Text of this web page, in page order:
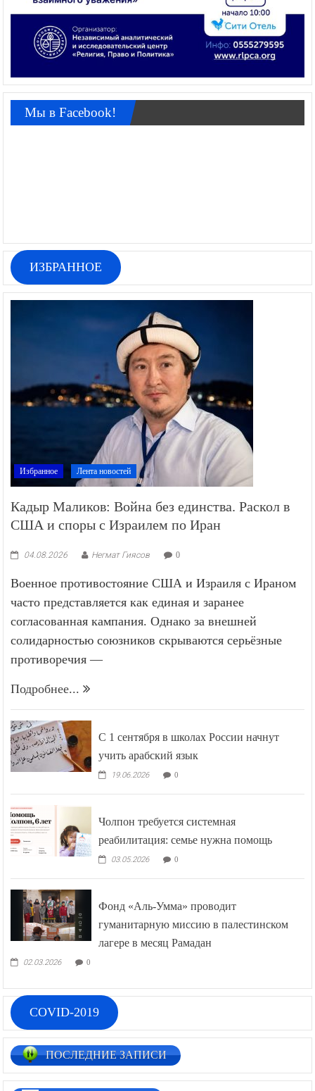
Мы в Facebook!
ИЗБРАННОЕ
Избранное Лента новостей
Кадыр Маликов: Война без единства. Раскол в
США и споры с Израилем по Иран
04.08.2026 Негмат Гиясов 0
Военное противостояние США и Израиля с Ираном
часто представляется как единая и заранее
согласованная кампания. Однако за внешней
солидарностью союзников скрываются серьёзные
противоречия —
Подробнее...
С 1 сентября в школах России начнут
учить арабский язык
19.06.2026 0
Чолпон требуется системная
реабилитация: семье нужна помощь
03.05.2026 0
Фонд «Аль-Умма» проводит
гуманитарную миссию в палестинском
лагере в месяц Рамадан
02.03.2026 0
COVID-2019
ПОСЛЕДНИЕ ЗАПИСИ